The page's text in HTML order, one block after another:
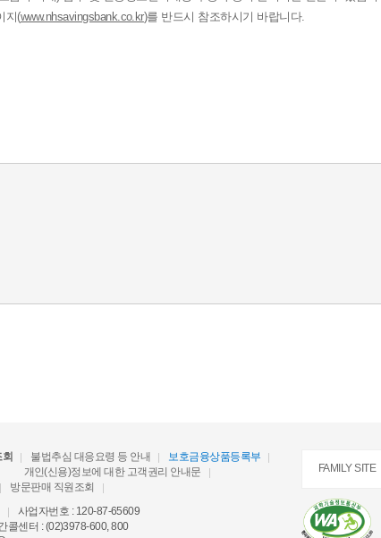
지(www.nhsavingsbank.co.kr)를 반드시 참조하시기 바랍니다.
불법추심 대응요령 등 안내
보호금융상품등록부
개인(신용)정보에 대한 고객권리 안내문
방문판매 직원조회
사업자번호 : 120-87-65609
콜센터 : (02)3978-600, 800
FAMILY SITE